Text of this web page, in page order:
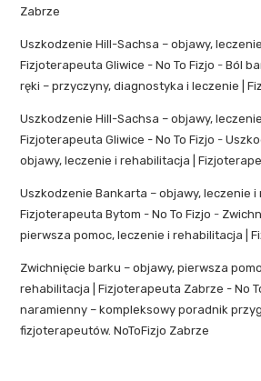
Zabrze
Uszkodzenie Hill-Sachsa – objawy,
Fizjoterapeuta Gliwice - No To Fizjo -Ból
ręki – przyczyny, diagnostyka i leczenie |
Uszkodzenie Hill-Sachsa – objawy,
Fizjoterapeuta Gliwice - No To Fizjo -
objawy, leczenie i rehabilitacja |
Uszkodzenie Bankarta – objawy, leczenie i
Fizjoterapeuta Bytom - No To Fizjo -
pierwsza pomoc, leczenie i rehabilitacja |
Zwichnięcie barku – objawy, pierwsza
rehabilitacja | Fizjoterapeuta Zabrze - No
naramienny – kompleksowy poradnik
fizjoterapeutów. NoToFizjo Zabrze